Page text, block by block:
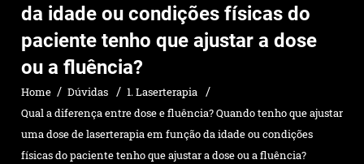
da idade ou condições físicas do
paciente tenho que ajustar a dose
ou a fluência?
Home Dúvidas
1. Laserterapia
Qual a diferença entre dose e fluência? Quando tenho que ajustar
uma dose de laserterapia em função da idade ou condições
físicas do paciente tenho que ajustar a dose ou a fluência?